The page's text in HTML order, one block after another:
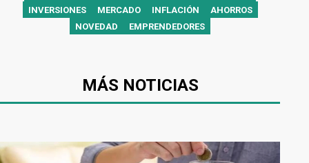
INVERSIONES
MERCADO INFLACIÓN
AHORROS
NOVEDAD
EMPRENDEDORES
MÁS NOTICIAS